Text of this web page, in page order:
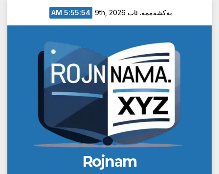
یەکشەممە. ئاب 9th, 2026 5:55:55 AM
Rojnam